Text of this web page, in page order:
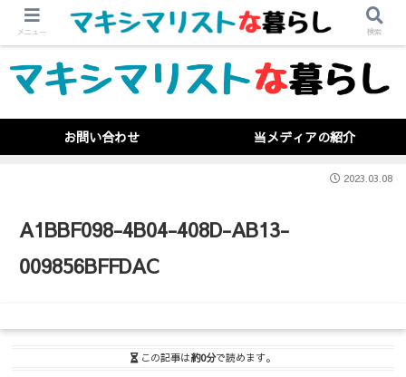
お問い合わせ 当メディアの紹介
A1BBF098-4B04-408D-AB13-
009856BFFDAC
2023.03.08
この記事は約0分で読めます。
メニュー 検索